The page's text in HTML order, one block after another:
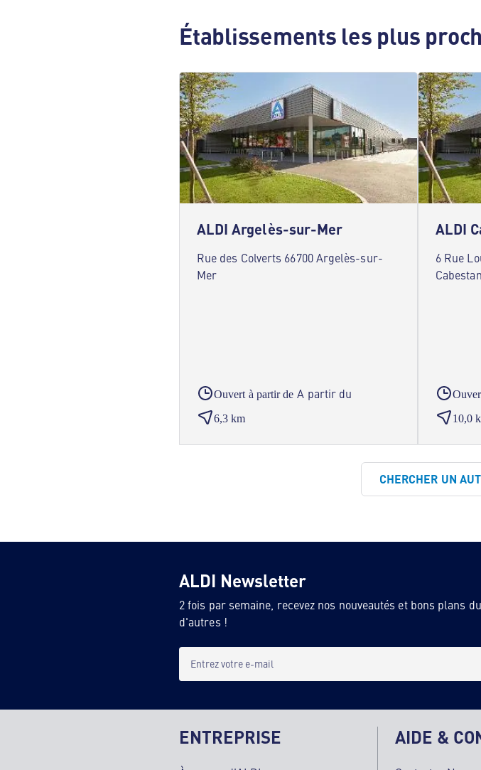
Établissements les plus
ALDI Argelès-sur-Mer
Rue des Colverts 66700 Argelès-sur-
Mer
Ouvert à partir de A partir du
6,3 km
ALDI
6 Rue
10,0
CHERCHER UN
ALDI Newsletter
2 fois par semaine, recevez nos nouveautés et bons plans
d'autres !
Entrez votre e-mail
ENTREPRISE AIDE &